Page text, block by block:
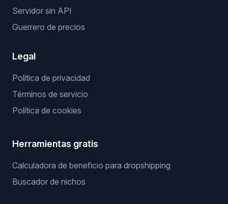
Servidor sin API
Guerrero de precios
Legal
Política de privacidad
Términos de servicio
Política de cookies
Herramientas gratis
Calculadora de beneficio para dropshipping
Buscador de nichos